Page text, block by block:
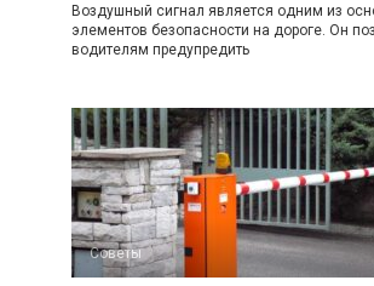
Воздушный сигнал является одним из
элементов безопасности на дороге. Он
водителям предупредить
Советы